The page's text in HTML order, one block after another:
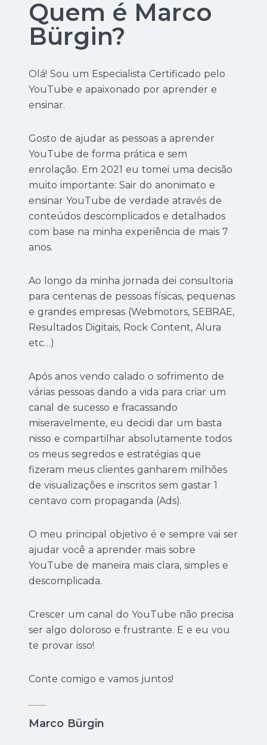
Quem é Marco
Bürgin?
Olá! Sou um Especialista Certificado pelo
YouTube e apaixonado por aprender e
ensinar.
Gosto de ajudar as pessoas a aprender
YouTube de forma prática e sem
enrolação. Em 2021 eu tomei uma decisão
muito importante: Sair do anonimato e
ensinar YouTube de verdade através de
conteúdos descomplicados e detalhados
com base na minha experiência de mais 7
anos.
Ao longo da minha jornada dei consultoria
para centenas de pessoas físicas, pequenas
e grandes empresas (Webmotors, SEBRAE,
Resultados Digitais, Rock Content, Alura
etc…)
Após anos vendo calado o sofrimento de
várias pessoas dando a vida para criar um
canal de sucesso e fracassando
miseravelmente, eu decidi dar um basta
nisso e compartilhar absolutamente todos
os meus segredos e estratégias que
fizeram meus clientes ganharem milhões
de visualizações e inscritos sem gastar 1
centavo com propaganda (Ads).
O meu principal objetivo é e sempre vai ser
ajudar você a aprender mais sobre
YouTube de maneira mais clara, simples e
descomplicada.
Crescer um canal do YouTube não precisa
ser algo doloroso e frustrante. E e eu vou
te provar isso!
Conte comigo e vamos juntos!
Marco Bürgin